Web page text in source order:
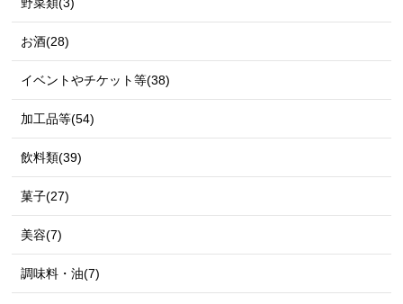
お酒(28)
イベントやチケット等(38)
加工品等(54)
飲料類(39)
菓子(27)
美容(7)
調味料・油(7)